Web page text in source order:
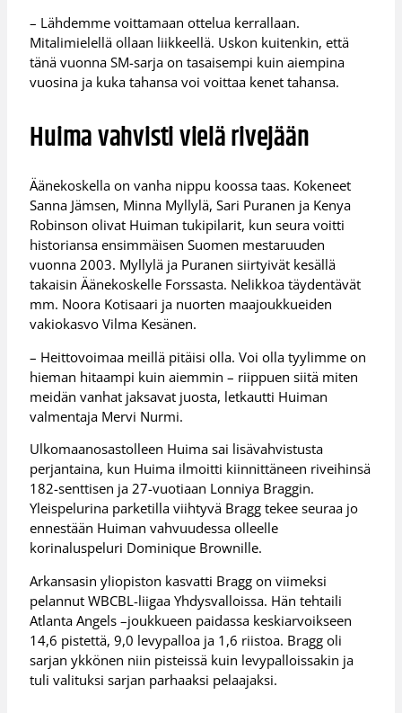
– Lähdemme voittamaan ottelua kerrallaan.
Mitalimielellä ollaan liikkeellä. Uskon kuitenkin, että
tänä vuonna SM-sarja on tasaisempi kuin aiempina
vuosina ja kuka tahansa voi voittaa kenet tahansa.
Huima vahvisti vielä rivejään
Äänekoskella on vanha nippu koossa taas. Kokeneet
Sanna Jämsen, Minna Myllylä, Sari Puranen ja Kenya
Robinson olivat Huiman tukipilarit, kun seura voitti
historiansa ensimmäisen Suomen mestaruuden
vuonna 2003. Myllylä ja Puranen siirtyivät kesällä
takaisin Äänekoskelle Forssasta. Nelikkoa täydentävät
mm. Noora Kotisaari ja nuorten maajoukkueiden
vakiokasvo Vilma Kesänen.
– Heittovoimaa meillä pitäisi olla. Voi olla tyylimme on
hieman hitaampi kuin aiemmin – riippuen siitä miten
meidän vanhat jaksavat juosta, letkautti Huiman
valmentaja Mervi Nurmi.
Ulkomaanosastolleen Huima sai lisävahvistusta
perjantaina, kun Huima ilmoitti kiinnittäneen riveihinsä
182-senttisen ja 27-vuotiaan Lonniya Braggin.
Yleispelurina parketilla viihtyvä Bragg tekee seuraa jo
ennestään Huiman vahvuudessa olleelle
korinaluspeluri Dominique Brownille.
Arkansasin yliopiston kasvatti Bragg on viimeksi
pelannut WBCBL-liigaa Yhdysvalloissa. Hän tehtaili
Atlanta Angels –joukkueen paidassa keskiarvoikseen
14,6 pistettä, 9,0 levypalloa ja 1,6 riistoa. Bragg oli
sarjan ykkönen niin pisteissä kuin levypalloissakin ja
tuli valituksi sarjan parhaaksi pelaajaksi.